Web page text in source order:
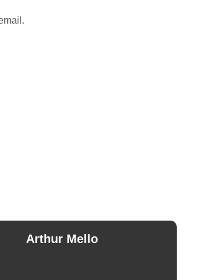
Camisa Branca
Camisa Social
Camisa Social Masculina
Ana Eudóxia Cesário de
Camargo